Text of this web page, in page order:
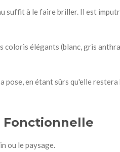
suffit à le faire briller. Il est
coloris élégants (blanc, gris
en étant sûrs qu'elle
Fonctionnelle
ou le paysage.